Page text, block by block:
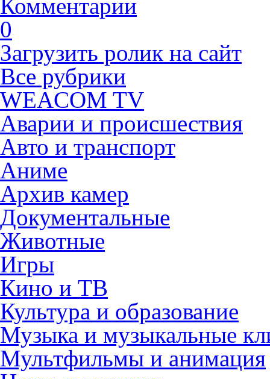
Комментарии
0
Загрузить ролик на сайт
Все рубрики
WEACOM TV
Аварии и происшествия
Авто и транспорт
Аниме
Архив камер
Документальные
Животные
Игры
Кино и ТВ
Культура и образование
Музыка и музыкальные
Мультфильмы и анимация